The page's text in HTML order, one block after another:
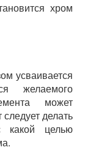
хром
усваивается
желаемого
может
делать
какой целью